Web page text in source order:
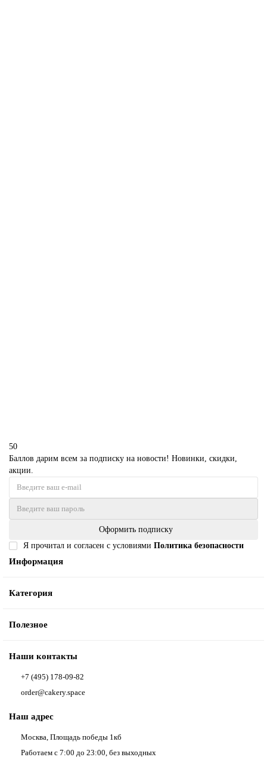
50
Баллов дарим всем за подписку на новости! Новинки, скидки,
акции.
Оформить подписку
Я прочитал и согласен с условиями Политика безопасности
Информация
Категория
Полезное
Наши контакты
+7 (495) 178-09-82
order@cakery.space
Наш адрес
Москва, Площадь победы 1кб
Работаем с 7:00 до 23:00, без выходных